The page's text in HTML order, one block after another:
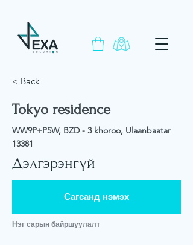
< Back
Tokyo residence
WW9P+P5W, BZD - 3 khoroo, Ulaanbaatar
13381
Дэлгэрэнгүй
Сагсанд нэмэх
Нэг сарын байршуулалт